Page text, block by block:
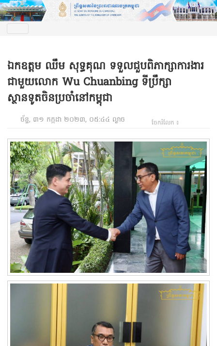
ឯកឧត្តម ឈឹម សុទ្ធគុណ ទទួលជួបពិភាក្សាការងារ
ជាមួយលោក Wu Chuanbing ទីប្រឹក្សា
ស្ថានទូតចិនប្រចាំនៅកម្ពុជា
ច័ន្ទ, ៣១ កក្កដា ២០២៣, ០៥:៤៤ ល្ងាច ចែករំលែក ៖